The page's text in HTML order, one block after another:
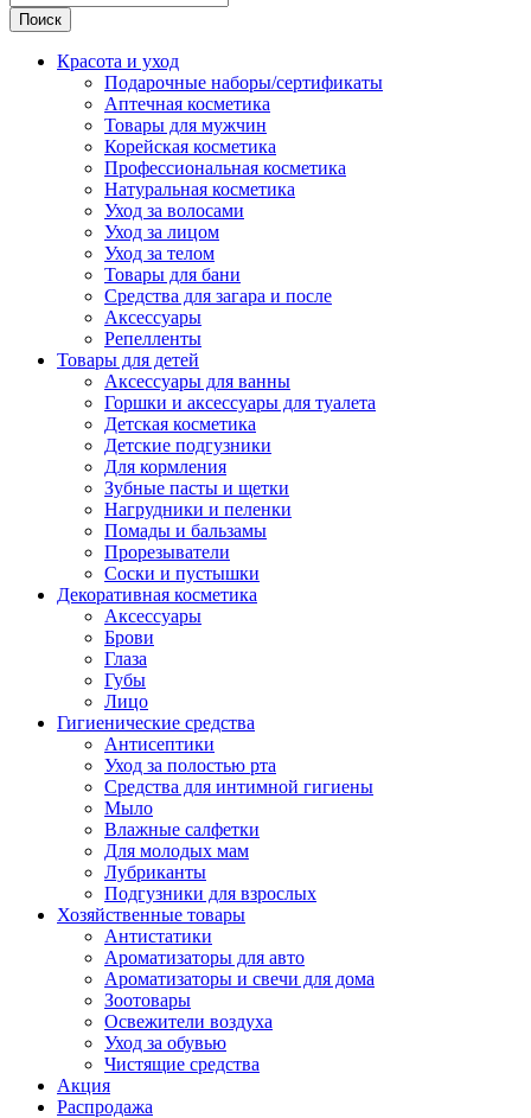
Поиск
Красота и уход
Подарочные наборы/сертификаты
Аптечная косметика
Товары для мужчин
Корейская косметика
Профессиональная косметика
Натуральная косметика
Уход за волосами
Уход за лицом
Уход за телом
Товары для бани
Средства для загара и после
Аксессуары
Репелленты
Товары для детей
Аксессуары для ванны
Горшки и аксессуары для туалета
Детская косметика
Детские подгузники
Для кормления
Зубные пасты и щетки
Нагрудники и пеленки
Помады и бальзамы
Прорезыватели
Соски и пустышки
Декоративная косметика
Аксессуары
Брови
Глаза
Губы
Лицо
Гигиенические средства
Антисептики
Уход за полостью рта
Средства для интимной гигиены
Мыло
Влажные салфетки
Для молодых мам
Лубриканты
Подгузники для взрослых
Хозяйственные товары
Антистатики
Ароматизаторы для авто
Ароматизаторы и свечи для дома
Зоотовары
Освежители воздуха
Уход за обувью
Чистящие средства
Акция
Распродажа